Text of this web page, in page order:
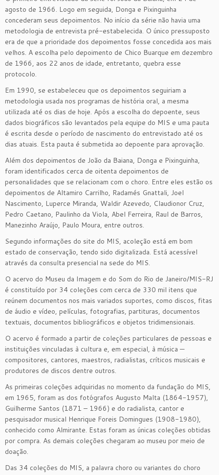
agosto de 1966. Logo em seguida, Donga e Pixinguinha
concederam seus depoimentos. No início da série não havia uma
metodologia de entrevista pré-estabelecida. O único pressuposto
era de que a prioridade dos depoimentos fosse concedida aos mais
velhos. A escolha pelo depoimento de Chico Buarque em dezembro
de 1966, aos 22 anos de idade, entretanto, quebra esse
protocolo.
Em 1990, se estabeleceu que os depoimentos seguiriam a
metodologia usada nos programas de história oral, a mesma
utilizada até os dias de hoje. Após a escolha do depoente, seus
dados biográficos são levantados pela equipe do MIS e uma pauta
é escrita desde o período de nascimento do entrevistado até os
dias atuais. Esta pauta é submetida ao depoente para aprovação.
Além dos depoimentos de João da Baiana, Donga e Pixinguinha,
foram identificados cerca de oitenta depoimentos de
personalidades que se relacionam com o choro. Entre eles estão os
depoimentos de Altamiro Carrilho, Radamés Gnattali, Joel
Nascimento, Luperce Miranda, Waldir Azevedo, Claudionor Cruz,
Pedro Caetano, Paulinho da Viola, Abel Ferreira, Raul de Barros,
Manezinho Araújo, Paulo Moura, entre outros.
Segundo informações do site do MIS, acoleção está em bom
estado de conservação, tendo sido digitalizada. Está acessível
através da consulta presencial na sede do MIS.
O acervo do Museu da Imagem e do Som do Rio de Janeiro/MIS-RJ
é constituído por 34 coleções com cerca de 330 mil itens que
reúnem documentos nos mais variados suportes, como discos, fitas
de áudio e vídeo, películas, fotografias, partituras, documentos
textuais, documentos bibliográficos e objetos tridimensionais.
O acervo é formado a partir de coleções particulares de pessoas e
instituições vinculadas à cultura e, em especial, à música —
compositores, cantores, maestros, radialistas, críticos musicais e
produtores de discos dentre outros.
As primeiras coleções adquiridas no momento da fundação do MIS,
em 1965, foram as dos fotógrafos Augusto Malta (1864-1957),
Guilherme Santos (1871 – 1966) e do radialista, cantor e
pesquisador musical Henrique Foreis Domingues (1908-1980),
conhecido como Almirante. Estas foram as únicas coleções obtidas
por compra. As demais coleções chegaram ao museu por meio de
doação.
Das 34 coleções do MIS, a palavra choro ou variantes do choro